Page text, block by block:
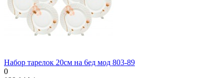
Набор тарелок 20cм на 6ед мод 803-89
0